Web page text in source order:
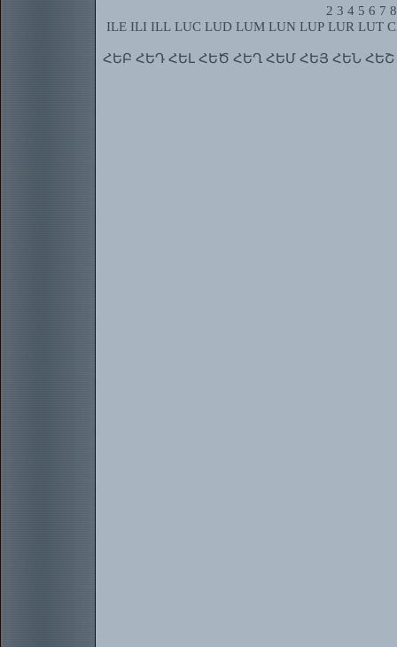
2 3 4 5 6 7 8
ILE ILI ILL LUC LUD LUM LUN LUP LUR LUT
ՀԵԲ ՀԵԴ ՀԵԼ ՀԵԾ ՀԵՂ ՀԵՄ ՀԵՅ ՀԵՆ ՀԵՇ